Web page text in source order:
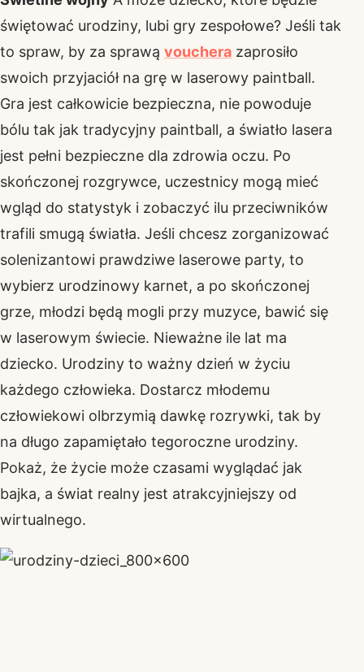
świętować urodziny, lubi gry zespołowe? Jeśli tak
to spraw, by za sprawą vouchera zaprosiło
swoich przyjaciół na grę w laserowy paintball.
Gra jest całkowicie bezpieczna, nie powoduje
bólu tak jak tradycyjny paintball, a światło lasera
jest pełni bezpieczne dla zdrowia oczu. Po
skończonej rozgrywce, uczestnicy mogą mieć
wgląd do statystyk i zobaczyć ilu przeciwników
trafili smugą światła. Jeśli chcesz zorganizować
solenizantowi prawdziwe laserowe party, to
wybierz urodzinowy karnet, a po skończonej
grze, młodzi będą mogli przy muzyce, bawić się
w laserowym świecie. Nieważne ile lat ma
dziecko. Urodziny to ważny dzień w życiu
każdego człowieka. Dostarcz młodemu
człowiekowi olbrzymią dawkę rozrywki, tak by
na długo zapamiętało tegoroczne urodziny.
Pokaż, że życie może czasami wyglądać jak
bajka, a świat realny jest atrakcyjniejszy od
wirtualnego.